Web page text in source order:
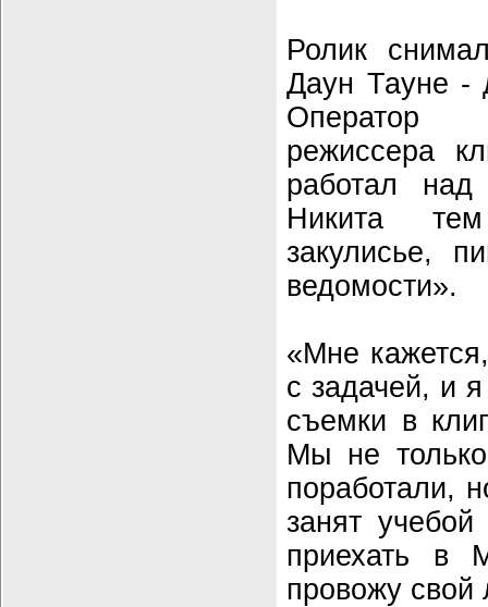
Ролик
Даун Тауне -
Оператор
режиссера
работал
Никита
закулисье,
ведомости».
«Мне
с задачей, и
съемки в
Мы не
поработали,
занят
приехать в
провожу свой